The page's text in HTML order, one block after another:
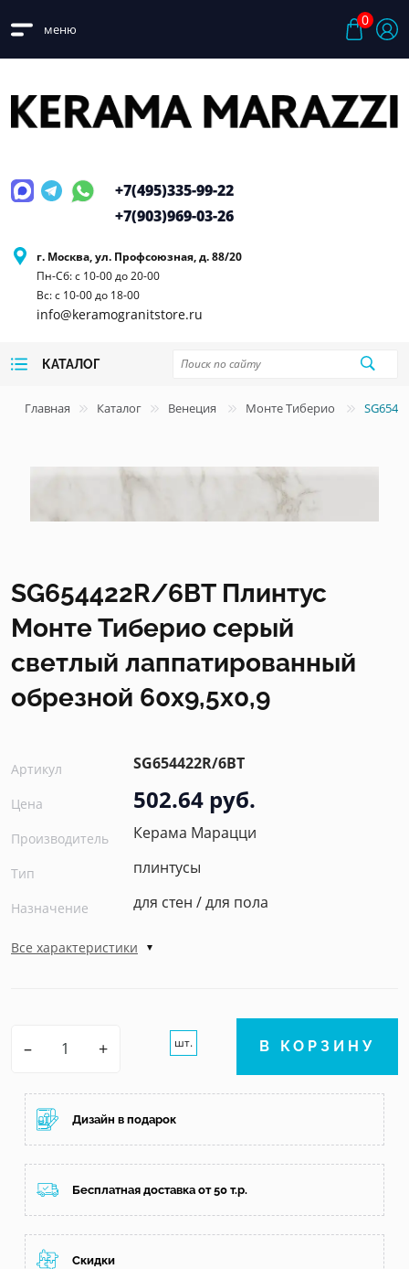
меню
0
г. Москва, ул. Профсоюзная, д. 88/20
Пн-Сб: с 10-00 до 20-00
Вс: с 10-00 до 18-00
info@keramogranitstore.ru
+7(495)335-99-22
+7(903)969-03-26
КАТАЛОГ
Главная Каталог Венеция Монте Тиберио
SG654422R/6BT Плинтус
Монте Тиберио серый
светлый лаппатированный
обрезной 60x9,5x0,9
Артикул SG654422R/6BT
Цена 502.64 руб.
Производитель Керама Марацци
Тип плинтусы
Назначение для стен / для пола
Все характеристики
– + шт. В КОРЗИНУ
Дизайн в подарок
Бесплатная доставка от 50 т.р.
Скидки